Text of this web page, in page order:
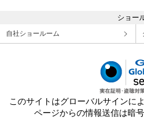
ショー
自社ショールーム
このサイトはグローバルサインに
ページからの情報送信は暗